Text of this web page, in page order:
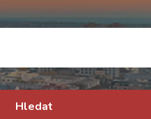
Hledat